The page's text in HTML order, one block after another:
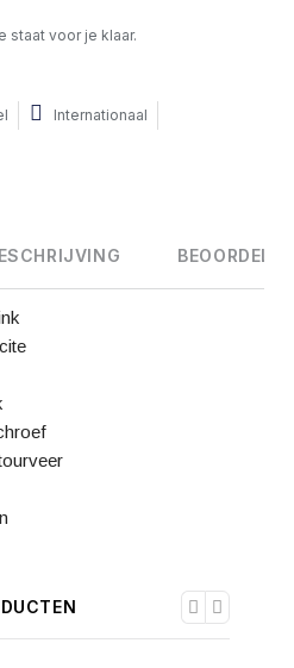
staat voor je klaar.
Internationaal